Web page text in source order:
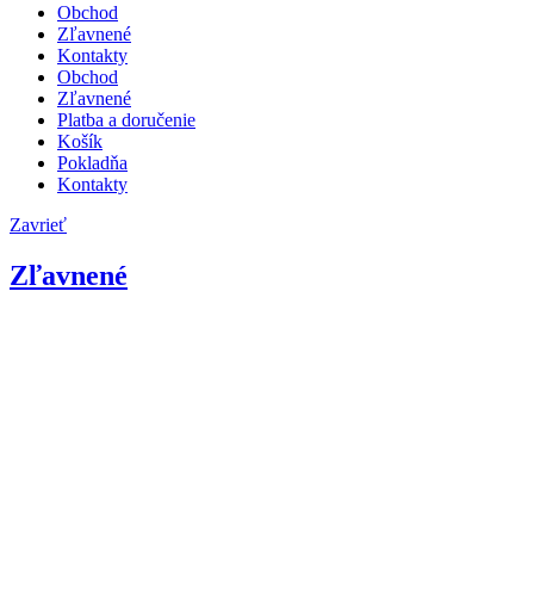
Obchod
Zľavnené
Kontakty
Obchod
Zľavnené
Platba a doručenie
Košík
Pokladňa
Kontakty
Zavrieť
Zľavnené